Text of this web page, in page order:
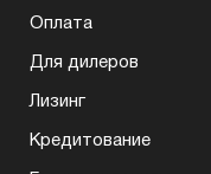
Оплата
Для дилеров
Лизинг
Кредитование